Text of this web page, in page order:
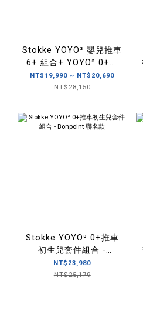
Stokke YOYO³ 嬰兒推車
6+ 組合+ YOYO³ 0+初
生套件
NT$19,990 ~ NT$20,690
NT$28,150
Stokke YOYO³ 0+推車
初生兒套件組合 -
Bonpoint 聯名款
NT$23,980
NT$25,179